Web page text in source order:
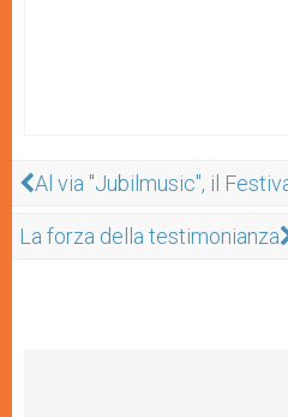
Al via "Jubilmusic", il
La forza della testimonianza